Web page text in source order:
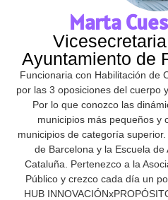
Marta
Ayuntamiento de
Funcionaria con Habilitación de
por las 3 oposiciones del cuerpo
Por lo que conozco las
municipios más pequeños y
municipios de categoría
de Barcelona y la Escuela
Cataluña. Pertenezco a la
Público y crezco cada día un
HUB